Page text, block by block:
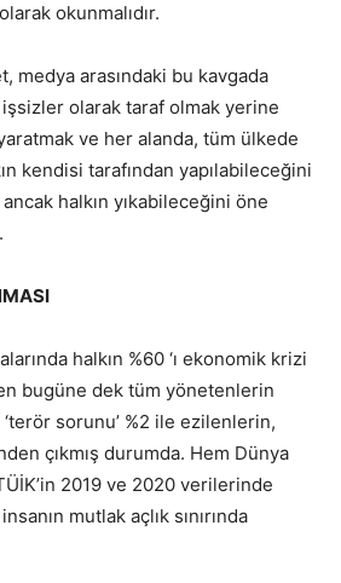
okunmalıdır.
medya arasındaki bu kavgada
olarak taraf olmak yerine
ve her alanda, tüm ülkede
kendisi tarafından yapılabileceğini
halkın yıkabileceğini öne
halkın %60 ‘ı ekonomik krizi
bugüne dek tüm yönetenlerin
sorunu’ %2 ile ezilenlerin,
çıkmış durumda. Hem Dünya
2019 ve 2020 verilerinde
mutlak açlık sınırında